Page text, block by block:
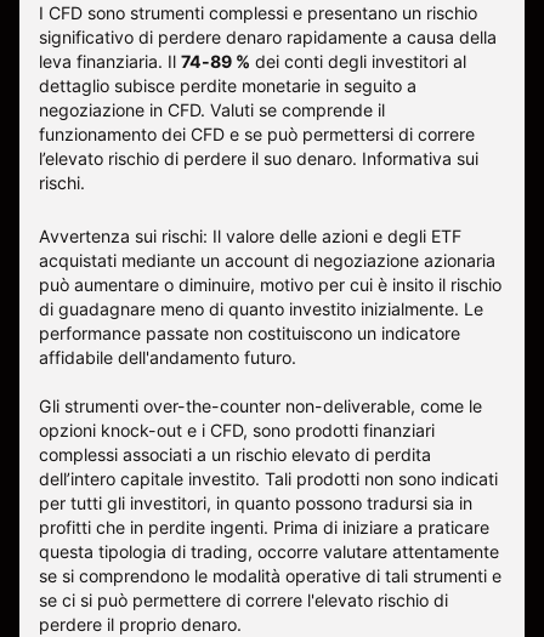
I CFD sono strumenti complessi e presentano un rischio
significativo di perdere denaro rapidamente a causa della
leva finanziaria. Il 74-89 % dei conti degli investitori al
dettaglio subisce perdite monetarie in seguito a
negoziazione in CFD. Valuti se comprende il
funzionamento dei CFD e se può permettersi di correre
l’elevato rischio di perdere il suo denaro. Informativa sui
rischi.
Avvertenza sui rischi: Il valore delle azioni e degli ETF
acquistati mediante un account di negoziazione azionaria
può aumentare o diminuire, motivo per cui è insito il rischio
di guadagnare meno di quanto investito inizialmente. Le
performance passate non costituiscono un indicatore
affidabile dell'andamento futuro.
Gli strumenti over-the-counter non-deliverable, come le
opzioni knock-out e i CFD, sono prodotti finanziari
complessi associati a un rischio elevato di perdita
dell’intero capitale investito. Tali prodotti non sono indicati
per tutti gli investitori, in quanto possono tradursi sia in
profitti che in perdite ingenti. Prima di iniziare a praticare
questa tipologia di trading, occorre valutare attentamente
se si comprendono le modalità operative di tali strumenti e
se ci si può permettere di correre l'elevato rischio di
perdere il proprio denaro.